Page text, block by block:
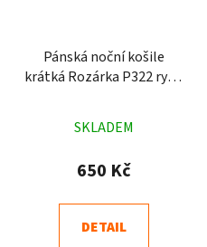
Pánská noční košile
krátká Rozárka P322 ryba
hodnocení
produktu
4,8
z
SKLADEM
650 Kč
DETAIL